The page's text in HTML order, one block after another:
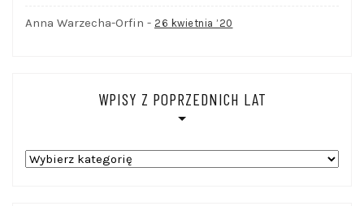
Anna Warzecha-Orfin - 26 kwietnia ’20
WPISY Z POPRZEDNICH LAT
WPISY